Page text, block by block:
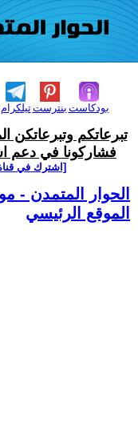
تيلكرامبنترست بودكاست
تبرعاتكم وتبرعاتكن
فشاركونا في دعم
[اشترك في
الحوار المتمدن -
الموقع الرئيسي